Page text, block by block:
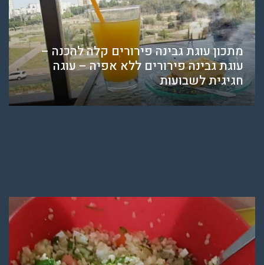
מתכון עוגת גבינה פירורים קלה להכנה –
עוגת גבינה פירורים ללא אפיה – עוגה
חגיגית לשבועות